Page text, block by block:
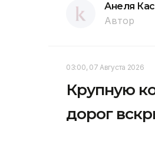
Анеля
Автор
03:00, 07 Августа 2026
Крупную
дорог